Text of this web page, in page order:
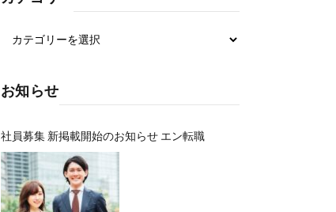
お知らせ
社員募集 新掲載開始のお知らせ エン転職